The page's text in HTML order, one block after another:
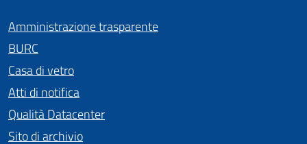
Amministrazione trasparente
BURC
Casa di vetro
Atti di notifica
Qualità Datacenter
Sito di archivio